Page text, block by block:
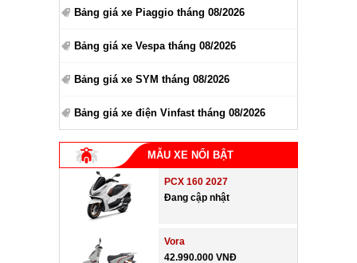
Bảng giá xe Piaggio tháng 08/2026
Bảng giá xe Vespa tháng 08/2026
Bảng giá xe SYM tháng 08/2026
Bảng giá xe điện Vinfast tháng 08/2026
MẪU XE NỔI BẬT
PCX 160 2027
Đang cập nhật
Vora
42.990.000 VNĐ